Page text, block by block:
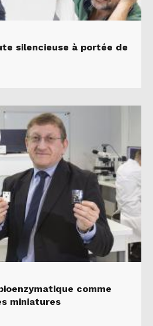
silencieuse à portée de
comme
miniatures